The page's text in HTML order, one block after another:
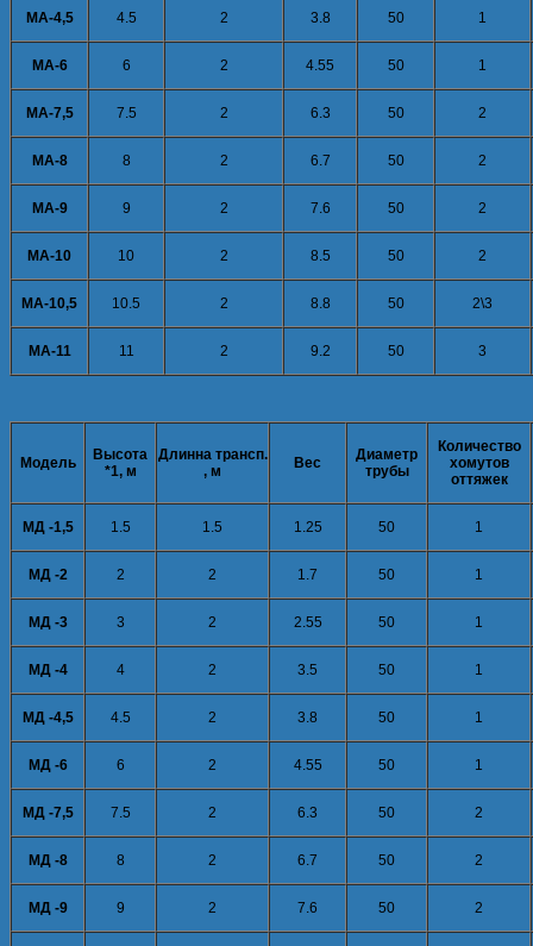
МА-4,5 4.5 2 3.8 50 1
МА-6 6 2 4.55 50 1
МА-7,5 7.5 2 6.3 50 2
МА-8 8 2 6.7 50 2
МА-9 9 2 7.6 50 2
МА-10 10 2 8.5 50 2
МА-10,5 10.5 2 8.8 50 2\3
МА-11 11 2 9.2 50 3
Модель
Высота
*1, м
Длинна трансп.
, м
Вес
Диаметр
трубы
Количество
хомутов
оттяжек
МД -1,5 1.5 1.5 1.25 50 1
МД -2 2 2 1.7 50 1
МД -3 3 2 2.55 50 1
МД -4 4 2 3.5 50 1
МД -4,5 4.5 2 3.8 50 1
МД -6 6 2 4.55 50 1
МД -7,5 7.5 2 6.3 50 2
МД -8 8 2 6.7 50 2
МД -9 9 2 7.6 50 2